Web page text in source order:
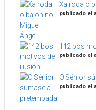
Xa roda o
publicado el
142 bos
publicado el
O Sénior
publicado el